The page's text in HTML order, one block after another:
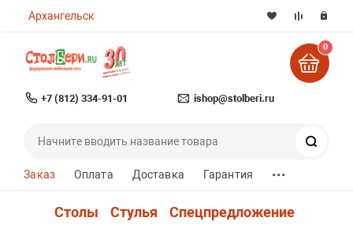
Архангельск
+7 (812) 334-91-01 ishop@stolberi.ru
0
Заказ Оплата Доставка Гарантия ...
Столы Стулья Спецпредложение